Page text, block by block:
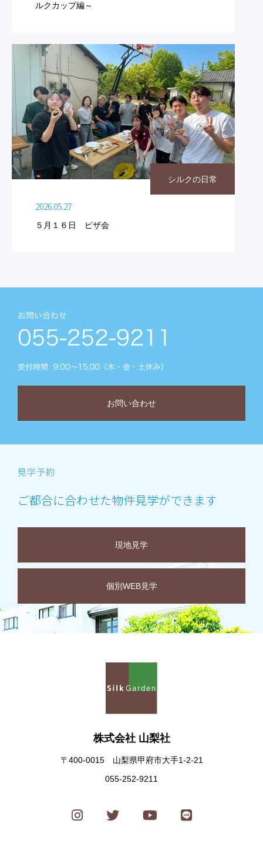
ルクカップ編～
シルクの日常
2026.05.27
５月１６日 ピザ会
お問い合わせ
ご都合に合わせた物件見学ができます
現地見学
個別WEB見学
株式会社 山梨社
〒400-0015 山梨県甲府市大手1-2-21
055-252-9211